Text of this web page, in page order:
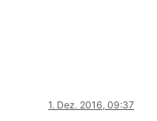
1. Dez. 2016, 09:37